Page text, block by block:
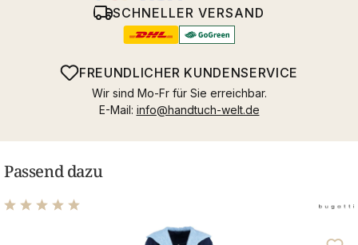
SCHNELLER VERSAND
FREUNDLICHER KUNDENSERVICE
Wir sind Mo-Fr für Sie erreichbar.
E-Mail: info@handtuch-welt.de
Passend dazu
Durchschnittliche Bewertung von 5 von 5 Sternen